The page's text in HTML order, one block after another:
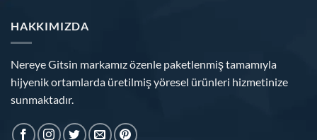
HAKKIMIZDA
Nereye Gitsin markamız özenle paketlenmiş tamamıyla
hijyenik ortamlarda üretilmiş yöresel ürünleri hizmetinize
sunmaktadır.